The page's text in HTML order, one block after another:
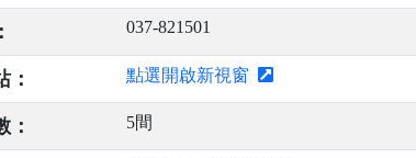
037-821501
： 點選開啟新視窗
： 5間